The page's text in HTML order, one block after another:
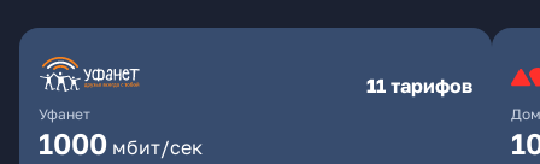
Уфанет
11 тарифов
1000 мбит/сек